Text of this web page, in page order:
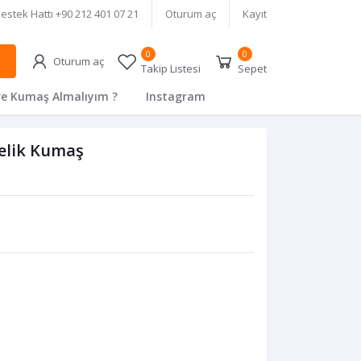
Hattı +90 212 401 07 21 Oturum aç Kayıt
Oturum aç 0
Takip Listesi
0
Sepet
Kumaş Almalıyım ? Instagram
Kumaş